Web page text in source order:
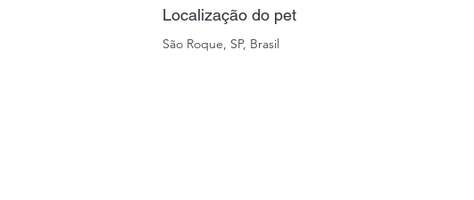
Localização do pet
São Roque, SP, Brasil